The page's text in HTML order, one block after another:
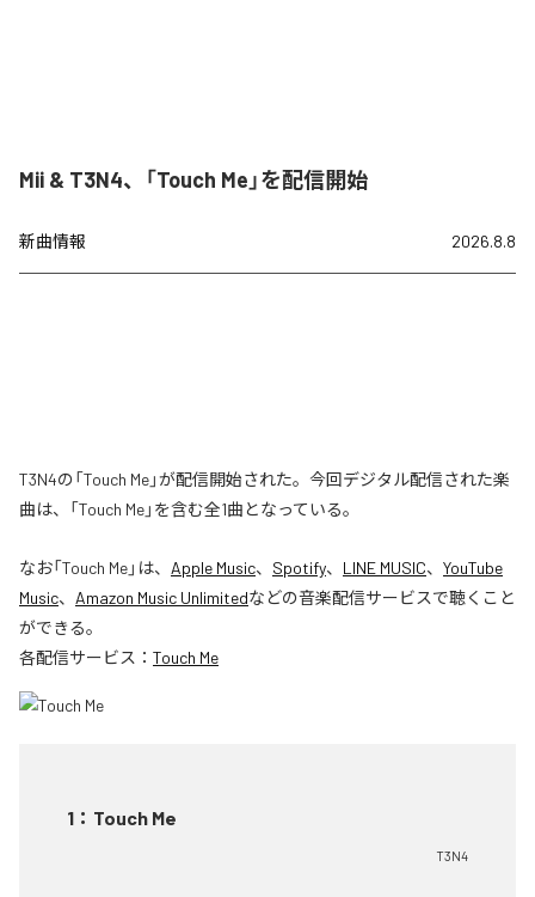
Mii & T3N4、「Touch Me」を配信開始
新曲情報 2026.8.8
T3N4の「Touch Me」が配信開始された。今回デジタル配信された楽
曲は、「Touch Me」を含む全1曲となっている。
なお「Touch Me」は、 Apple Music、 Spotify、 LINE MUSIC、 YouTube
Music、 Amazon Music Unlimitedなどの音楽配信サービスで聴くこと
ができる。
各配信サービス： Touch Me
1 ： Touch Me
T3N4